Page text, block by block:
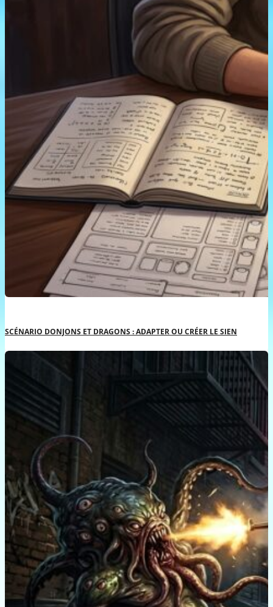
SCÉNARIO DONJONS ET DRAGONS : ADAPTER OU CRÉER LE SIEN